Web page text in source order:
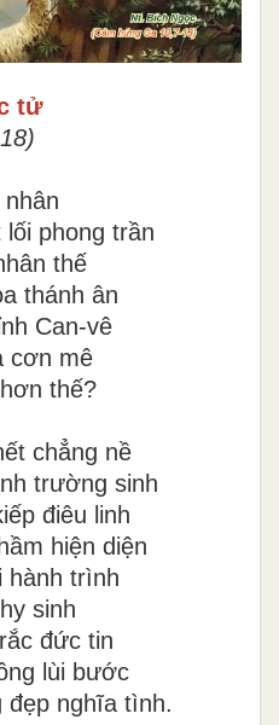
tử
phong trần
thế
thánh ân
Can-vê
cơn mê
thế?
chẳng nề
trường sinh
điêu linh
hiện diện
hành trình
sinh
đức tin
lùi bước
đẹp nghĩa tình.